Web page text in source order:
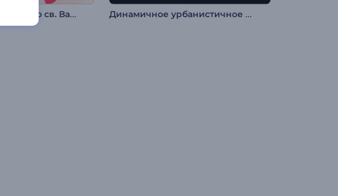
Милая заставка ко Дню св. Валентина Динамичное урбанистичное интро